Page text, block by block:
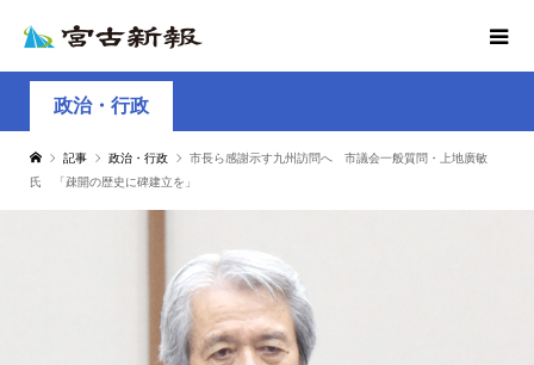
政治・行政
記事 政治・行政
市長ら感謝示す九州訪問へ 市議会一般質問・上地廣敏
氏 「疎開の歴史に碑建立を」